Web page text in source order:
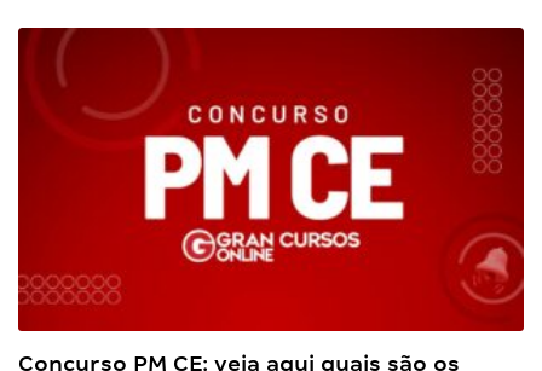
Concurso PM CE: veja aqui quais são os